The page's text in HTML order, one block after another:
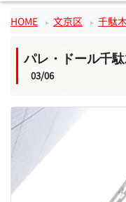
HOME 文京区 千駄
パレ・ドール千
03/06